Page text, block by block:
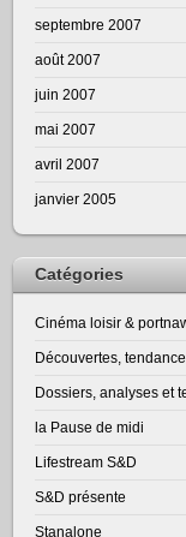
septembre 2007
août 2007
juin 2007
mai 2007
avril 2007
janvier 2005
Catégories
Cinéma loisir &
Découvertes,
Dossiers, analyses et
la Pause de midi
Lifestream S&D
S&D présente
Stanalone